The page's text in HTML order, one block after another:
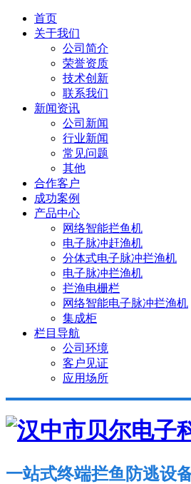
首页
关于我们
公司简介
荣誉资质
技术创新
联系我们
新闻资讯
公司新闻
行业新闻
常见问题
其他
合作客户
成功案例
产品中心
网络智能拦鱼机
电子脉冲赶渔机
分体式电子脉冲拦渔机
电子脉冲拦渔机
拦渔电栅栏
网络智能电子脉冲拦渔机
集成柜
栏目导航
公司环境
客户见证
应用场所
一站式终端拦鱼防逃设